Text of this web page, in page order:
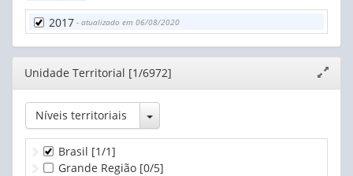
2017 - atualizado em 06/08/2020
Editor
janela
Unidade Territorial [1/6972]
Níveis territoriais Toggle Dropdown
Brasil [1/1]
Grande Região [0/5]